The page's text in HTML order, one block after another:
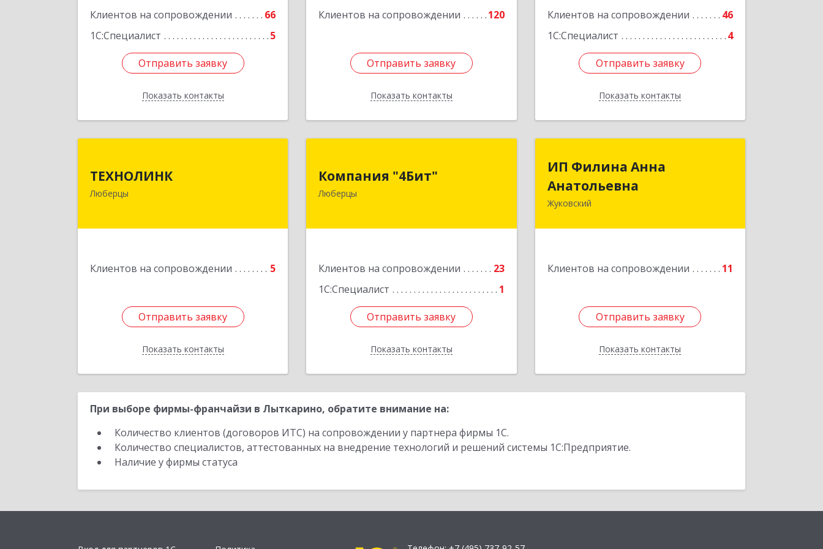
Клиентов на сопровождении
66
1С:Специалист
5
Отправить заявку
Показать контакты
Отправить заявку
Назад
Клиентов на сопровождении 120
Отправить заявку
Показать контакты
Отправить заявку
Назад
Клиентов на сопровождении
46
1С:Специалист
4
Отправить заявку
Показать контакты
Отправить заявку
Назад
ТЕХНОЛИНК
Люберцы
Клиентов на сопровождении 5
Отправить заявку
Показать контакты
Подробнее
Отправить заявку
Назад
Компания "4Бит"
Люберцы
Клиентов на сопровождении
23
1С:Специалист
1
Отправить заявку
Показать контакты
р-н, Люберцы г, Октябрьский пр-кт,
Отправить заявку
Назад
ИП Филина Анна
Анатольевна
Жуковский
Клиентов на сопровождении 11
Отправить заявку
Показать контакты
Анатольевна
140180, Московская обл, Жуковский г,
Отправить заявку
Назад
При выборе фирмы-франчайзи в Лыткарино, обратите внимание на:
Количество клиентов (договоров ИТС) на сопровождении у партнера фирмы 1С.
Количество специалистов, аттестованных на внедрение технологий и решений системы 1С:Предприятие.
Наличие у фирмы статуса